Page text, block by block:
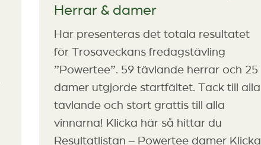
Herrar & damer
Här presenteras det totala resultatet
för Trosaveckans fredagstävling
”Powertee”. 59 tävlande herrar och 25
damer utgjorde startfältet. Tack till alla
tävlande och stort grattis till alla
vinnarna! Klicka här så hittar du
Resultatlistan – Powertee damer Klicka